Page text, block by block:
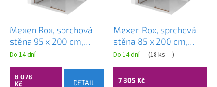
Mexen Rox, sprchová
stěna 95 x 200 cm,
8mm čiré sklo, růžové
zlato profil, 8C2-095-
003-60-00
Do 14 dní
8 078
Kč
DETAIL
Mexen Rox, sprchová
stěna 85 x 200 cm,
8mm čiré sklo, růžové
zlato profil, 8C2-085-
003-60-00
Do 14 dní (18 ks )
7 805 Kč